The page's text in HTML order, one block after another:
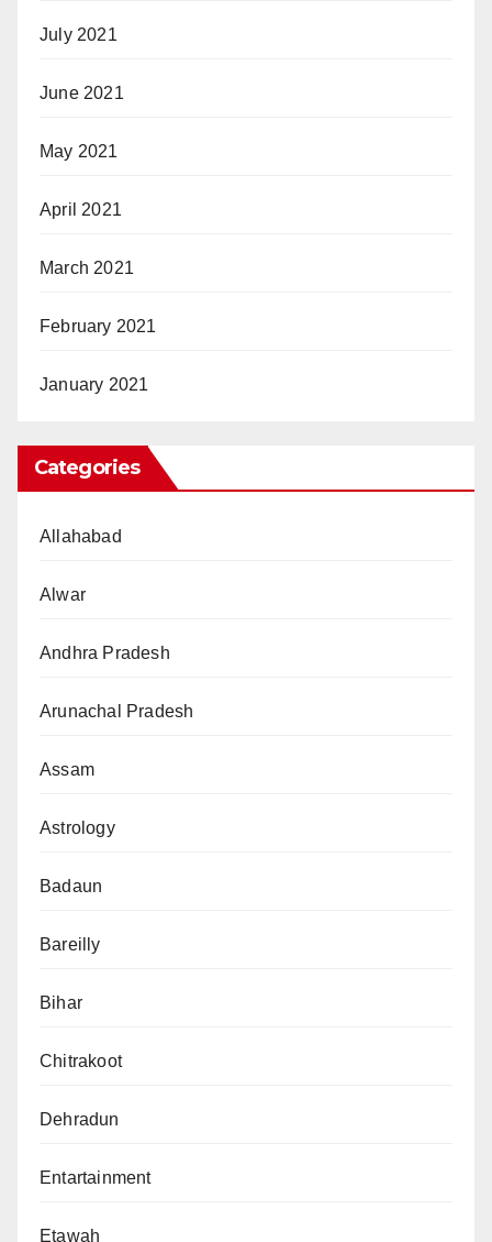
July 2021
June 2021
May 2021
April 2021
March 2021
February 2021
January 2021
Categories
Allahabad
Alwar
Andhra Pradesh
Arunachal Pradesh
Assam
Astrology
Badaun
Bareilly
Bihar
Chitrakoot
Dehradun
Entartainment
Etawah